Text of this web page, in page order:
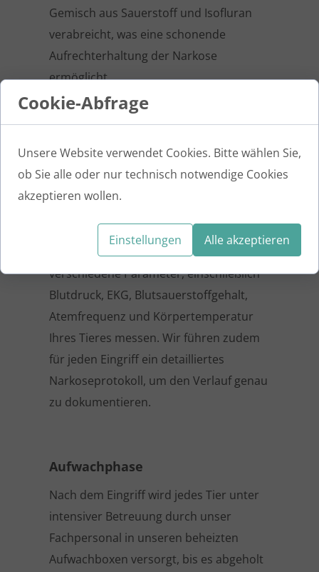
Während der Narkose wird Ihr Tier von
einer speziell ausgebildeten
Wir setzen moderne
Narkosemonitoring-Geräte ein, die
verschiedene Parameter, einschließlich
Blutdruck, EKG, Blutsauerstoffgehalt,
Atemfrequenz und Körpertemperatur
Ihres Tieres messen. Wir führen zudem
für jeden Eingriff ein detailliertes
Narkoseprotokoll, um den Verlauf genau
zu dokumentieren.
Aufwachphase
Nach dem Eingriff wird jedes Tier unter
intensiver Betreuung durch unser
Fachpersonal in unseren beheizten
Aufwachboxen versorgt, bis es abgeholt
Gemisch aus Sauerstoff und Isofluran
verabreicht, was eine schonende
Aufrechterhaltung der Narkose
ermöglicht.
Cookie-Abfrage
Unsere Website verwendet Cookies. Bitte wählen Sie,
ob Sie alle oder nur technisch notwendige Cookies
akzeptieren wollen.
Einstellungen Alle akzeptieren